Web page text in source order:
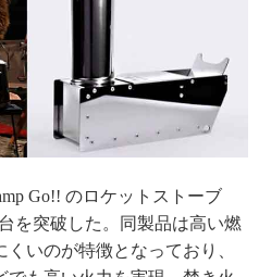
Go!! のロケットストーブ
を突破した。同製品は高い燃
いのが特徴となっており、